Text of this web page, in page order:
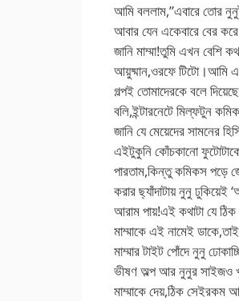
আমি বললাম,”এবারে তোর
আবার যেন একেবারে বের
জানি মাম্মা!তুমি এখন
আয়ুষ্মান,ওরফে টিটো।আমি
গল্পই তোমাদেরকে বলে
বলি,ইন্টারনেটে মিল্ফটুন
জানি যে মেয়েদের সামনের
এইটুকুনি কোঁচকানো ফুটোটাকে
পারতাম,কিন্তু কমিকস পড়ে
করার ছ্যাঁদাটায় নুনু ঢুকিয়েই
আরাম পায়!এই কথাটা যে
মাম্মাকে এই নামেই
মাম্মার টাইট পোঁদে নুনু
ভীষণ অল্প আর নুনুর সাইজও
মাম্মাকে দেয়,ঠিক